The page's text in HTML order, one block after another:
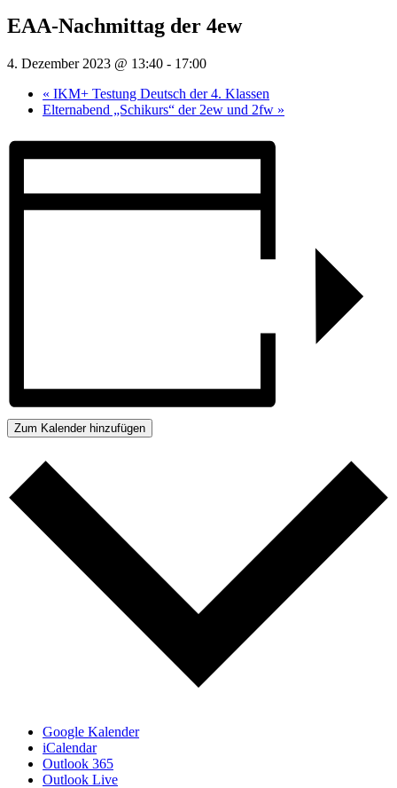
EAA-Nachmittag der 4ew
4. Dezember 2023 @ 13:40 - 17:00
« IKM+ Testung Deutsch der 4. Klassen
Elternabend „Schikurs“ der 2ew und 2fw »
Zum Kalender hinzufügen
Google Kalender
iCalendar
Outlook 365
Outlook Live